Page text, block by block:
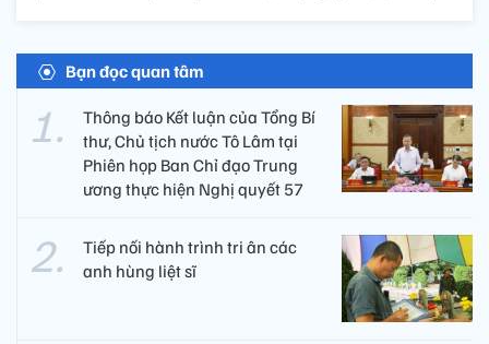
Bạn đọc quan tâm
Thông báo Kết luận của Tổng Bí
thư, Chủ tịch nước Tô Lâm tại
Phiên họp Ban Chỉ đạo Trung
ương thực hiện Nghị quyết 57
Tiếp nối hành trình tri ân các
anh hùng liệt sĩ ​